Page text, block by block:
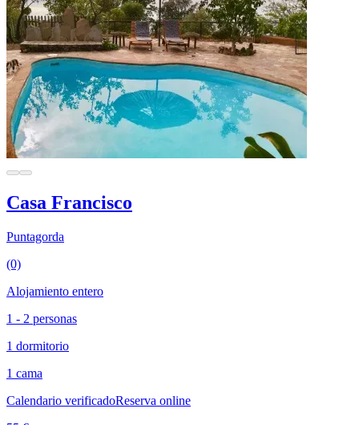
Casa Francisco
Puntagorda
(0)
Alojamiento entero
1 - 2 personas
1 dormitorio
1 cama
Calendario verificadoReserva online